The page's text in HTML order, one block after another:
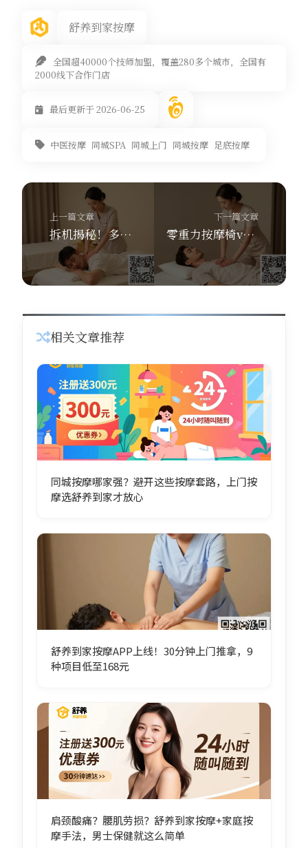
舒养到家按摩
全国超40000个技师加盟，覆盖280多个城市，全国有
2000线下合作门店
最后更新于 2026-06-25
中医按摩 同城SPA 同城上门 同城按摩 足底按摩
上一篇文章
拆机揭秘！多功能颈椎按摩枕vs舒养到家按摩，这钱花得值吗？
下一篇文章
零重力按摩椅vs普通按摩椅，舒养到家按摩上门实测3大区别
相关文章推荐
同城按摩哪家强？避开这些按摩套路，上门按
摩选舒养到家才放心
舒养到家按摩APP上线！30分钟上门推拿，9
种项目低至168元
肩颈酸痛？腰肌劳损？舒养到家按摩+家庭按
摩手法，男士保健就这么简单